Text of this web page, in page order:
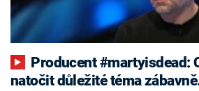
natočit důležité téma